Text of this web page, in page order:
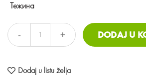
Тежина
Maskara mademoiselle Sensitive 01 crna Količina
DODAJ U
Dodaj u listu želja